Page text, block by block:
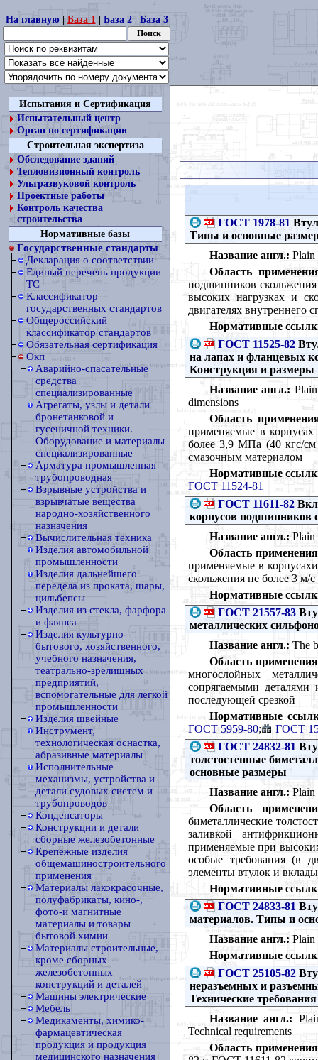
На главную| База 1| База 2| База 3
Испытания и Сертификация
Испытательный центр
Орган по сертификации
Строительная экспертиза
Обследование зданий
Тепловизионный контроль
Ультразвуковой контроль
Проектные работы
Контроль качества
строительства
Нормативные базы
Государственные стандарты
Декларация о соответствии
Единый перечень продукции
ТС
Классификатор
государственных стандартов
Общероссийский
классификатор стандартов
Обязательная сертификация
Окп
Аварийно-спасательные
средства
специализированные
Агрегаты, узлы и детали
бронетанковой и
гусеничной техники.
Оборудование и материалы
специализированные
Арматура промышленная
трубопроводная
Взрывные устройства и
взрывчатые вещества
народно-хозяйственного
назначения
Вычислительная техника
Изделия автомобильной
промышленности
Изделия дальнейшего
передела из проката, шары,
цильбепсы
Изделия из стекла, фарфора
и фаянса
Изделия культурно-
бытового, хозяйственного,
учебного назначения,
театрально-зрелищных
предприятий,
вспомогательные для легкой
промышленности
Изделия швейные
Инструмент,
технологическая оснастка,
абразивные материалы
Исполнительные
механизмы, устройства и
детали судовых систем и
трубопроводов
Конденсаторы
Конструкции и детали
сборные железобетонные
Крепежные изделия
общемашиностроительного
применения
Материалы лакокрасочные,
полуфабрикаты, кино-,
фото-и магнитные
материалы и товары
бытовой химии
Материалы строительные,
кроме сборных
железобетонных
конструкций и деталей
Машины электрические
Мебель
Медикаменты, химико-
фармацевтическая
продукция и продукция
медицинского назначения
ГОСТ 1978-81
Типы и основные
Название англ.: Plain
Область
подшипников
высоких нагрузках и
двигателях внутреннего
Нормативные
ГОСТ 11525-82
на лапах и фланцевых
Конструкция и размеры
Название англ.:
dimensions
Область
применяемые в
более 3,9 МПа (40 кгс/см
смазочным материалом
Нормативные
ГОСТ 11524-81
ГОСТ 11611-82
корпусов подшипников
Название англ.:Plain
Область
применяемые в
скольжения не более 3 м/
Нормативные
ГОСТ 21557-83
металлических
Название англ.: The
Область
многослойных
сопрягаемыми
последующей срезкой
Нормативные
ГОСТ 5959-80;
ГОСТ
ГОСТ 24832-81
толстостенные
основные размеры
Название англ.: Plain
Область
биметаллические
заливкой
применяемые при
особые требования (в
элементы втулок и
Нормативные
ГОСТ 24833-81
материалов. Типы и
Название англ.: Plain
Нормативные
ГОСТ 25105-82
неразъемных и
Технические требования
Название англ.:
Technical requirements
Область